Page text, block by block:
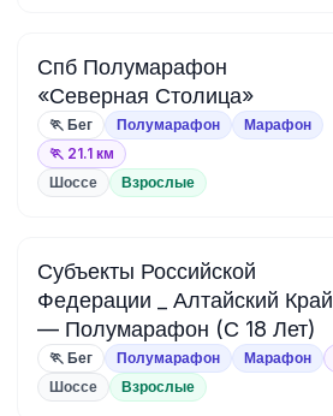
Спб Полумарафон
«Северная Столица»
🏃 Бег Полумарафон
Марафон
🏃 21.1 км
Шоссе Взрослые
Субъекты Российской
Федерации _ Алтайский Край
— Полумарафон (С 18 Лет)
🏃 Бег Полумарафон Марафон
Шоссе Взрослые